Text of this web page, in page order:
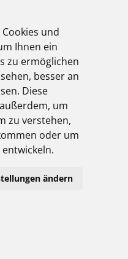
und
Ihnen ein
zu ermöglichen
besser an
Diese
um
zu verstehen,
oder um
ändern
vergessen?